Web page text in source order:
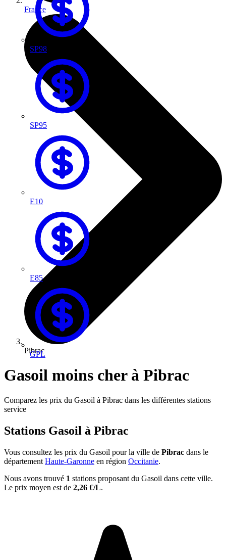
SP98
SP95
E10
E85
GPL
France
Pibrac
Gasoil moins cher à Pibrac
Comparez les prix du Gasoil à Pibrac dans les différentes stations
service
Stations Gasoil à Pibrac
Vous consultez les prix du Gasoil pour la ville de Pibrac dans le
département Haute-Garonne en région Occitanie.
Nous avons trouvé 1 stations proposant du Gasoil dans cette ville.
Le prix moyen est de 2,26 €/L.